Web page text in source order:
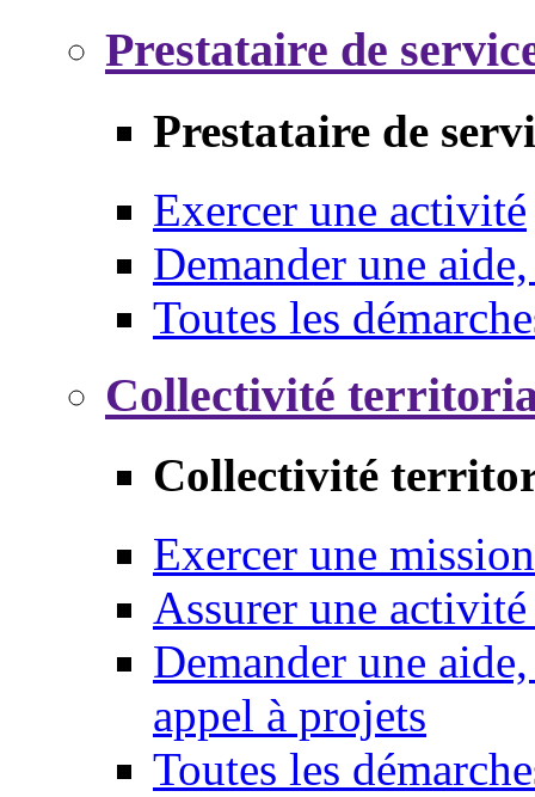
Prestataire de
Prestataire de
Exercer une activité
Demander une
Toutes les
Collectivité
Collectivité
Exercer une mission
Assurer une
Demander une
appel à projets
Toutes les